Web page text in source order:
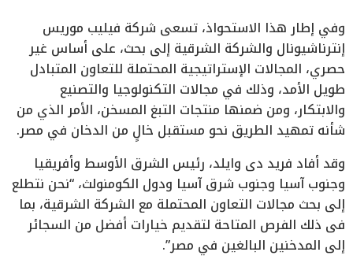
وفي إطار هذا الاستحواذ، تسعى شركة فيليب موريس
إنترناشيونال والشركة الشرقية إلى بحث، على أساس غير
حصري، المجالات الإستراتيجية المحتملة للتعاون المتبادل
طويل الأمد، وذلك في مجالات التكنولوجيا والتصنيع
والابتكار، ومن ضمنها منتجات التبغ المسخن، الأمر الذي من
شأنه تمهيد الطريق نحو مستقبل خالٍ من الدخان في مصر.
وقد أفاد فريد دي وايلد، رئيس الشرق الأوسط وأفريقيا
وجنوب آسيا وجنوب شرق آسيا ودول الكومنولث، “نحن نتطلع
إلى بحث مجالات التعاون المحتملة مع الشركة الشرقية، بما
في ذلك الفرص المتاحة لتقديم خيارات أفضل من السجائر
إلى المدخنين البالغين في مصر”.